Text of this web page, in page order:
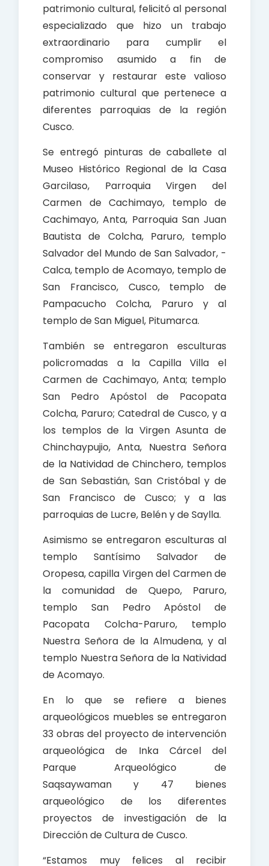
patrimonio cultural, felicitó al personal
especializado que hizo un trabajo
extraordinario para cumplir el
compromiso asumido a fin de
conservar y restaurar este valioso
patrimonio cultural que pertenece a
diferentes parroquias de la región
Cusco.
Se entregó pinturas de caballete al
Museo Histórico Regional de la Casa
Garcilaso, Parroquia Virgen del
Carmen de Cachimayo, templo de
Cachimayo, Anta, Parroquia San Juan
Bautista de Colcha, Paruro, templo
Salvador del Mundo de San Salvador, -
Calca, templo de Acomayo, templo de
San Francisco, Cusco, templo de
Pampacucho Colcha, Paruro y al
templo de San Miguel, Pitumarca.
También se entregaron esculturas
policromadas a la Capilla Villa el
Carmen de Cachimayo, Anta; templo
San Pedro Apóstol de Pacopata
Colcha, Paruro; Catedral de Cusco, y a
los templos de la Virgen Asunta de
Chinchaypujio, Anta, Nuestra Señora
de la Natividad de Chinchero, templos
de San Sebastián, San Cristóbal y de
San Francisco de Cusco; y a las
parroquias de Lucre, Belén y de Saylla.
Asimismo se entregaron esculturas al
templo Santísimo Salvador de
Oropesa, capilla Virgen del Carmen de
la comunidad de Quepo, Paruro,
templo San Pedro Apóstol de
Pacopata Colcha-Paruro, templo
Nuestra Señora de la Almudena, y al
templo Nuestra Señora de la Natividad
de Acomayo.
En lo que se refiere a bienes
arqueológicos muebles se entregaron
33 obras del proyecto de intervención
arqueológica de Inka Cárcel del
Parque Arqueológico de
Saqsaywaman y 47 bienes
arqueológico de los diferentes
proyectos de investigación de la
Dirección de Cultura de Cusco.
“Estamos muy felices al recibir